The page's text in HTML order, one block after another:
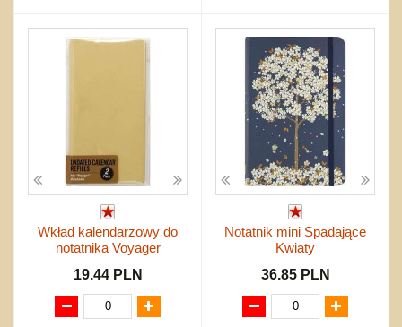
Wkład kalendarzowy do
notatnika Voyager
19.44 PLN
Notatnik mini Spadające
Kwiaty
36.85 PLN